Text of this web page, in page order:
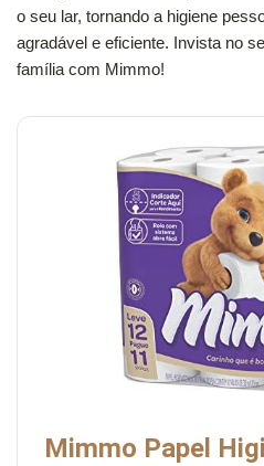
o seu lar, tornando a higiene
agradável e eficiente. Invista no
família com Mimmo!
Mimmo Papel